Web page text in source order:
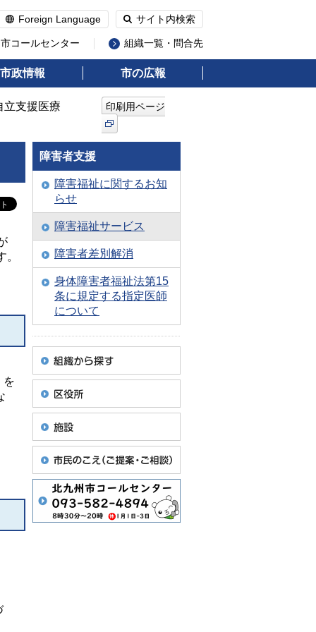
Foreign Language サイト内検索
コールセンター 組織一覧・問合先
市政情報 市の広報
立支援医療
印刷用ページ
を
障害者支援
障害福祉に関するお知
らせ
障害福祉サービス
障害者差別解消
身体障害者福祉法第15
条に規定する指定医師
について